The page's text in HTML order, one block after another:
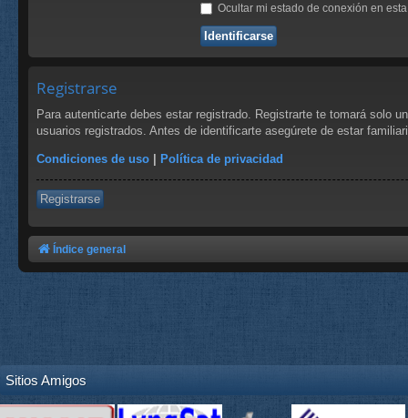
Ocultar mi estado de conexión en
Registrarse
Para autenticarte debes estar registrado. Registrarte te tomará solo
usuarios registrados. Antes de identificarte asegúrete de estar
Condiciones de uso | Política de privacidad
Registrarse
Índice general
Sitios Amigos